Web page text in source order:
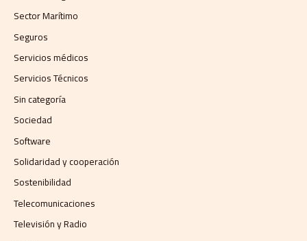
Sector Marítimo
Seguros
Servicios médicos
Servicios Técnicos
Sin categoría
Sociedad
Software
Solidaridad y cooperación
Sostenibilidad
Telecomunicaciones
Televisión y Radio